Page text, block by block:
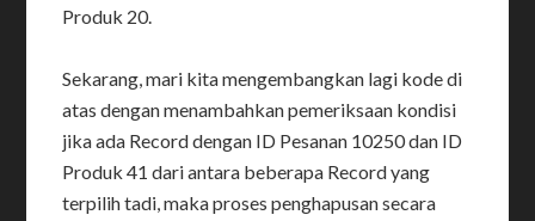
Produk 20.
Sekarang, mari kita mengembangkan lagi kode di
atas dengan menambahkan pemeriksaan kondisi
jika ada Record dengan ID Pesanan 10250 dan ID
Produk 41 dari antara beberapa Record yang
terpilih tadi, maka proses penghapusan secara